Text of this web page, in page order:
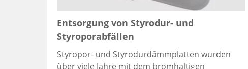
Entsorgung von Styrodur- und
Styroporabfällen
Styropor- und Styrodurdämmplatten wurden
über viele Jahre mit dem bromhaltigen